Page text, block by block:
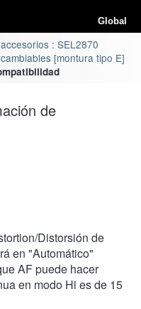
Global
: SEL2870
[montura tipo E]
de
Distorsión de
en "Automático"
AF puede hacer
en modo Hi es de 15